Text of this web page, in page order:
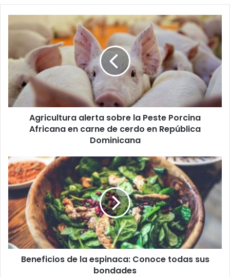
alerta
la
Peste
Porcina
Africana
en
carne
Dominicana
Agricultura alerta sobre la Peste Porcina
Africana en carne de cerdo en República
Dominicana
Beneficios
de
la
espinaca:
Conoce
todas
sus
bondades
Beneficios de la espinaca: Conoce todas sus
bondades